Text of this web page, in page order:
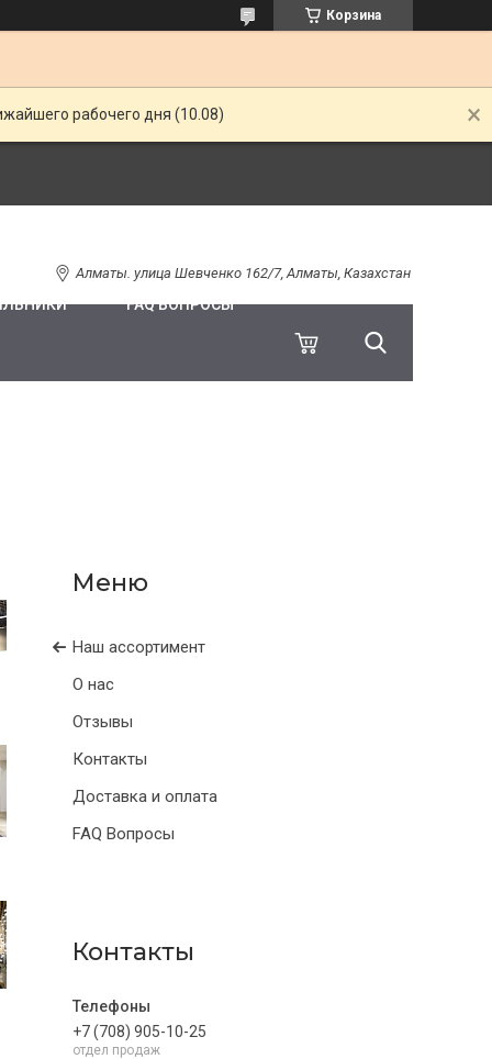
Корзина
рабочего дня (10.08)
Алматы. улица Шевченко 162/7, Алматы, Казахстан
FAQ ВОПРОСЫ
Наш ассортимент
О нас
Отзывы
Контакты
Доставка и оплата
FAQ Вопросы
Контакты
+7 (708) 905-10-25
отдел продаж